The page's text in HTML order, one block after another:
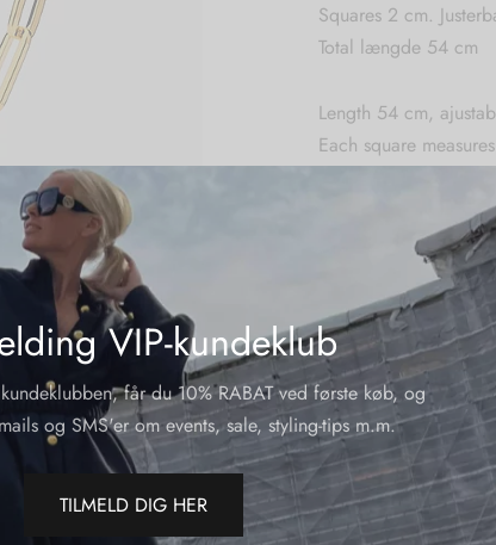
VIP-kundeklub
får du 10% RABAT ved første køb, og
og SMS'er om events, sale, styling-tips m.m.
TILMELD DIG HER
Squares 2 cm.
Total længde 54 cm
Length 54 cm,
Each square
Varenummer (SKU):
50pct ,
Smykker
Del